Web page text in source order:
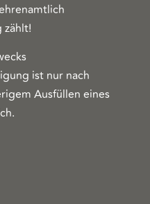
zählt!
ist nur nach
Ausfüllen eines